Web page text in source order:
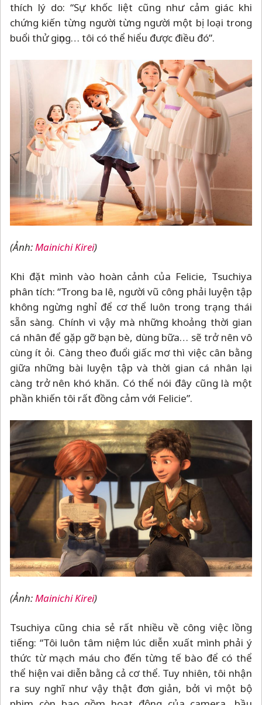
thích lý do: “Sự khốc liệt cũng như cảm giác khi
chứng kiến từng người từng người một bị loại trong
buổi thử giọng… tôi có thể hiểu được điều đó”.
(Ảnh:Mainichi Kirei)
Khi đặt mình vào hoàn cảnh của Felicie, Tsuchiya
phân tích: “Trong ba lê, người vũ công phải luyện tập
không ngừng nghỉ để cơ thể luôn trong trạng thái
sẵn sàng. Chính vì vậy mà những khoảng thời gian
cá nhân để gặp gỡ bạn bè, dùng bữa… sẽ trở nên vô
cùng ít ỏi. Càng theo đuổi giấc mơ thì việc cân bằng
giữa những bài luyện tập và thời gian cá nhân lại
càng trở nên khó khăn. Có thể nói đây cũng là một
phần khiến tôi rất đồng cảm với Felicie”.
(Ảnh:Mainichi Kirei)
Tsuchiya cũng chia sẻ rất nhiều về công việc lồng
tiếng: “Tôi luôn tâm niệm lúc diễn xuất mình phải ý
thức từ mạch máu cho đến từng tế bào để có thể
thể hiện vai diễn bằng cả cơ thể. Tuy nhiên, tôi nhận
ra suy nghĩ như vậy thật đơn giản, bởi vì một bộ